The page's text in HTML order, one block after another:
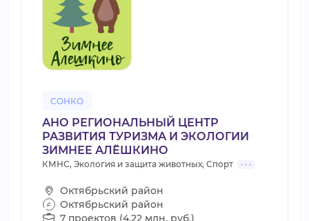
СОНКО
АНО РЕГИОНАЛЬНЫЙ ЦЕНТР
РАЗВИТИЯ ТУРИЗМА И ЭКОЛОГИИ
ЗИМНЕЕ АЛЁШКИНО
КМНС, Экология и защита животных, Спорт
Октябрьский район
Октябрьский район
7 проектов (4,22 млн. руб.)